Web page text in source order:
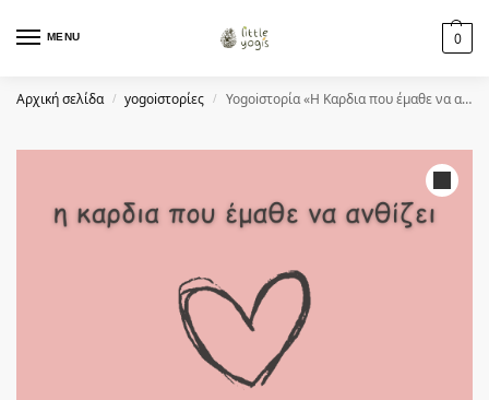
MENU 0
Αρχική σελίδα / yogoiστορίες / Yogoiστορία «Η Καρδια που έμαθε να ανθίζει»